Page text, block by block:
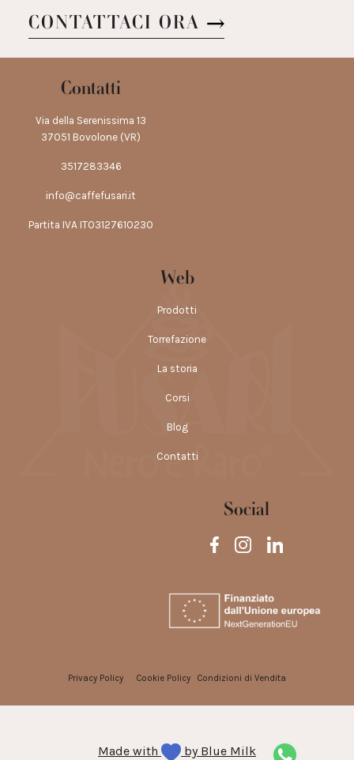
CONTATTACI ORA
Contatti
Via della Serenissima 13
37051 Bovolone (VR)
3517283346
info@caffefusari.it
Partita IVA IT03127610230
Web
Prodotti
Torrefazione
La storia
Corsi
Blog
Contatti
Social
Privacy Policy Cookie Policy Condizioni di Vendita
Made with by Blue Milk